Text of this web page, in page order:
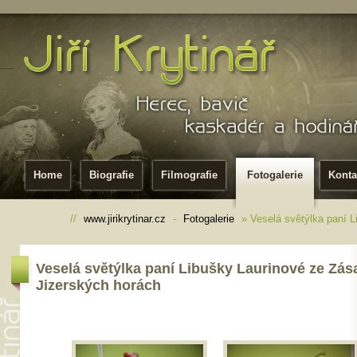
Home Biografie Filmografie Fotogalerie
// www.jirikrytinar.cz - Fotogalerie » Veselá světýlka paní
Veselá světýlka paní Libušky Laurinové ze
Jizerských horách